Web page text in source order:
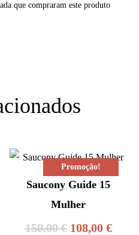
que compraram este produto
Promoção!
Saucony Guide 15
Mulher
150,00€ O
108,00 €O